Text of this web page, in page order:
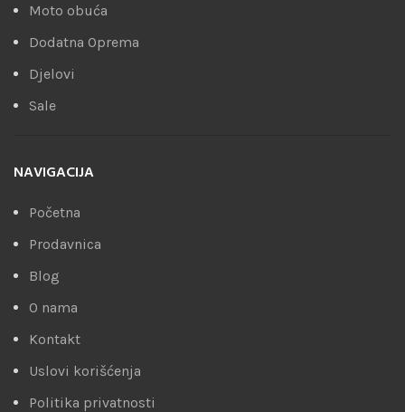
Moto obuća
Dodatna Oprema
Djelovi
Sale
NAVIGACIJA
Početna
Prodavnica
Blog
O nama
Kontakt
Uslovi korišćenja
Politika privatnosti